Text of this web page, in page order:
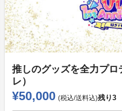
推しのグッズを全力プ
レ）
¥50,000 (税込/送料込)残り3